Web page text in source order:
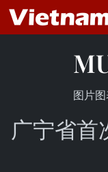
图片图
广宁省首